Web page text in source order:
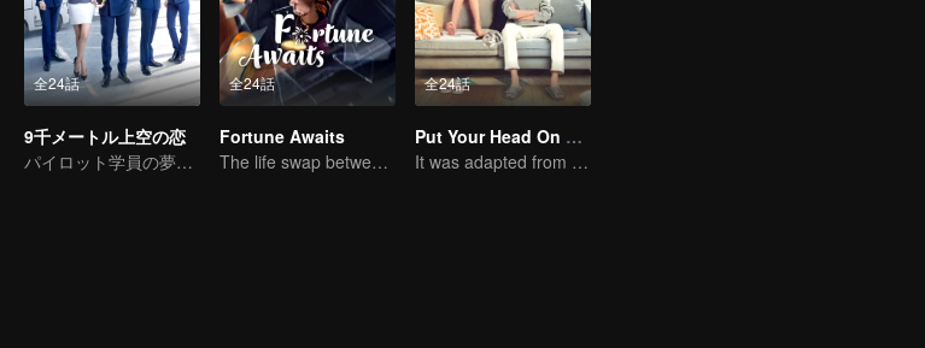
全24話
9千メートル上空の恋
パイロット学員の夢に向う青春の旅
全24話
Fortune Awaits
The life swap between a pig farm owner and a billionaire heir
全24話
Put Your Head On My Shoulder (Eng Dub)
It was adapted from the same series of novels as "A Love so Beautiful"